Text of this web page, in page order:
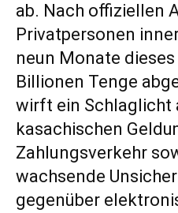
ab. Nach offiziellen
Privatpersonen
neun Monate
Billionen Tenge
wirft ein Schlaglicht
kasachischen
Zahlungsverkehr
wachsende
gegenüber